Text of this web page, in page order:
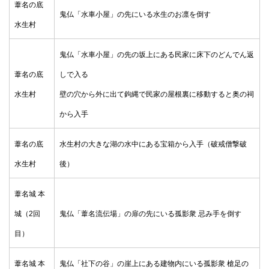
葦名の底
水生村
鬼仏「水車小屋」の先にいる水生のお凛を倒す
葦名の底
水生村
鬼仏「水車小屋」の先の坂上にある民家に床下のどんでん返
しで入る
壁の穴から外に出て鉤縄で民家の屋根裏に移動すると奥の祠
から入手
葦名の底
水生村
水生村の大きな湖の水中にある宝箱から入手（破戒僧撃破
後）
葦名城 本
城（2回
目）
鬼仏「葦名流伝場」の扉の先にいる孤影衆 忌み手を倒す
葦名城 本 鬼仏「社下の谷」の崖上にある建物内にいる孤影衆 槍足の